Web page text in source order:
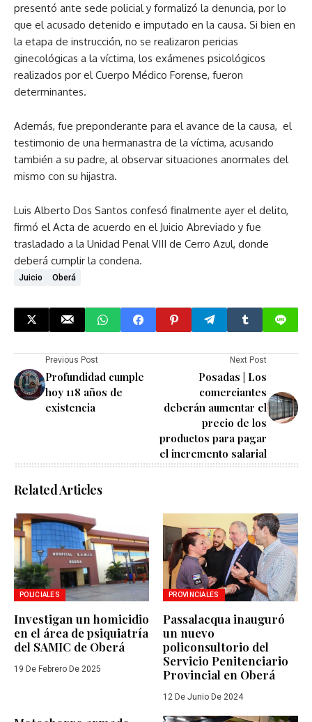
presentó ante sede policial y formalizó la denuncia, por lo
que el acusado detenido e imputado en la causa. Si bien en
la etapa de instrucción, no se realizaron pericias
ginecológicas a la víctima, los exámenes psicológicos
realizados por el Cuerpo Médico Forense, fueron
determinantes.
Además, fue preponderante para el avance de la causa, el
testimonio de una hermanastra de la víctima, acusando
también a su padre, al observar situaciones anormales del
mismo con su hijastra.
Luis Alberto Dos Santos confesó finalmente ayer el delito,
firmó el Acta de acuerdo en el Juicio Abreviado y fue
trasladado a la Unidad Penal VIII de Cerro Azul, donde
deberá cumplir la condena.
Juicio Oberá
Previous Post
Profundidad cumple
hoy 118 años de
existencia
Next Post
Posadas | Los
comerciantes
deberán aumentar el
precio de los
productos para pagar
el incremento salarial
Related Articles
POLICIALES
Investigan un homicidio
en el área de psiquiatría
del SAMIC de Oberá
19 De Febrero De 2025
PROVINCIALES
Passalacqua inauguró
un nuevo
policonsultorio del
Servicio Penitenciario
Provincial en Oberá
12 De Junio De 2024